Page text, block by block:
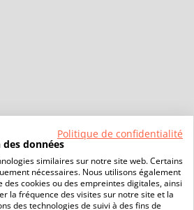
Politique de confidentialité
données
similaires sur notre site web. Certains
nécessaires. Nous utilisons également
cookies ou des empreintes digitales, ainsi
la fréquence des visites sur notre site et la
des technologies de suivi à des fins de